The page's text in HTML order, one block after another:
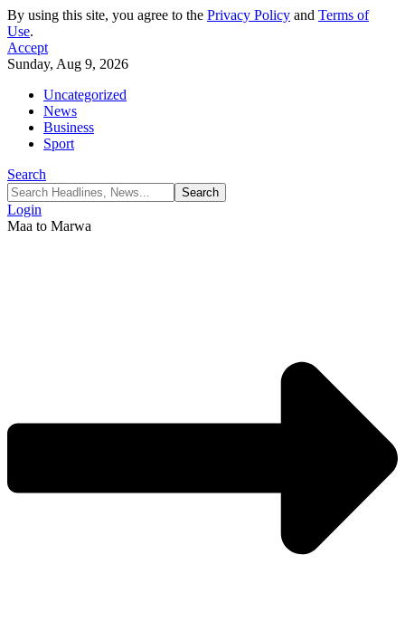
By using this site, you agree to the Privacy Policy and Terms of
Use.
Accept
Sunday, Aug 9, 2026
Uncategorized
News
Business
Sport
Search
Login
Maa to Marwa